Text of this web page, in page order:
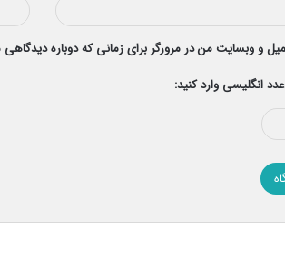
و وبسایت من در مرورگر برای زمانی که دوباره
انگلیسی وارد کنید: